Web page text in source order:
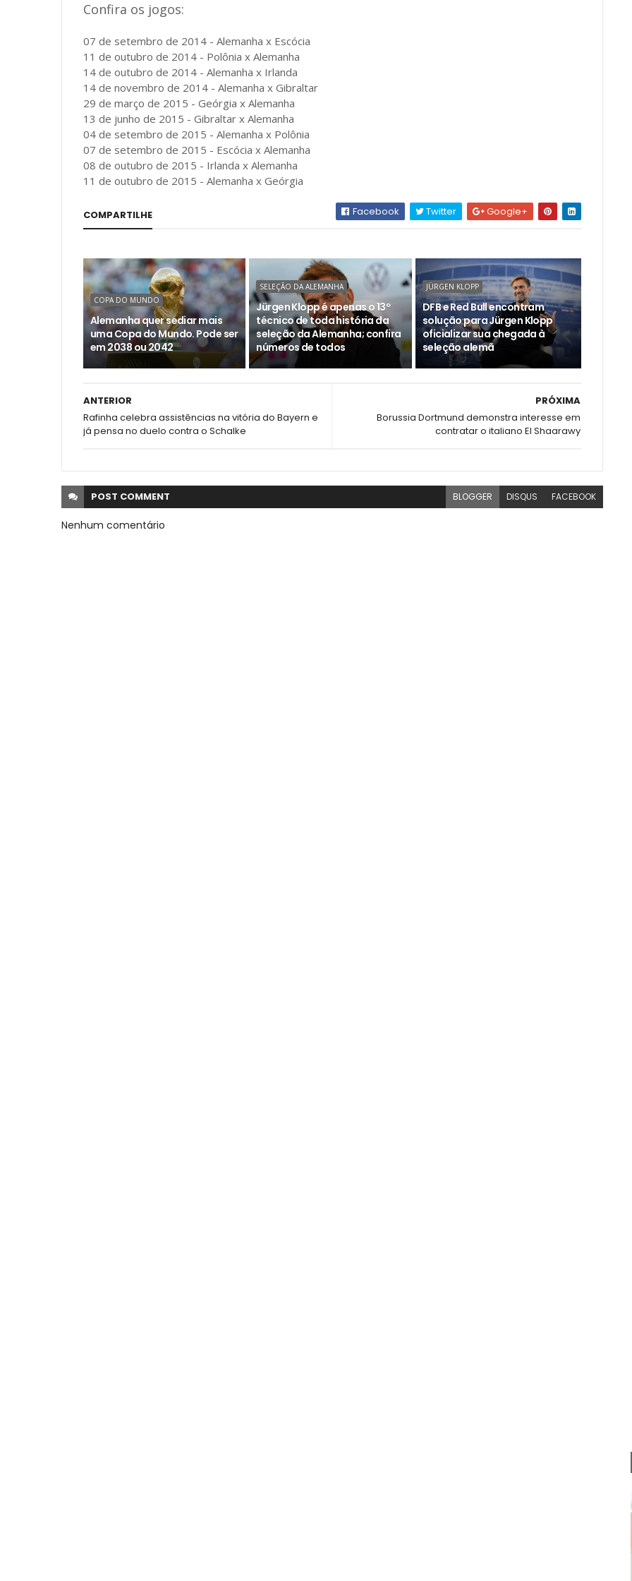
Confira os jogos:
07 de setembro de 2014 - Alemanha x Escócia
11 de outubro de 2014 - Polônia x Alemanha
14 de outubro de 2014 - Alemanha x Irlanda
14 de novembro de 2014 - Alemanha x Gibraltar
29 de março de 2015 - Geórgia x Alemanha
13 de junho de 2015 - Gibraltar x Alemanha
04 de setembro de 2015 - Alemanha x Polônia
07 de setembro de 2015 - Escócia x Alemanha
08 de outubro de 2015 - Irlanda x Alemanha
11 de outubro de 2015 - Alemanha x Geórgia
COMPARTILHE Facebook Twitter Google+
COPA DO MUNDO
Alemanha quer sediar mais
uma Copa do Mundo. Pode ser
em 2038 ou 2042
SELEÇÃO DA ALEMANHA
Jürgen Klopp é apenas o 13º
técnico de toda história da
seleção da Alemanha; confira
números de todos
JÜRGEN KLOPP
DFB e Red Bull encontram
solução para Jürgen Klopp
oficializar sua chegada à
seleção alemã
PRÓXIMA
Borussia Dortmund demonstra interesse em
contratar o italiano El Shaarawy
ANTERIOR
Rafinha celebra assistências na vitória do Bayern e
já pensa no duelo contra o Schalke
POST COMMENT BLOGGER DISQUS FACEBOOK
Nenhum comentário